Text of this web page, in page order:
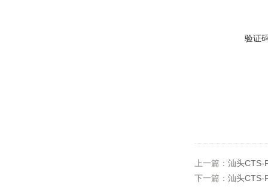
验证
上一篇： 汕头CTS-
下一篇： 汕头CTS-